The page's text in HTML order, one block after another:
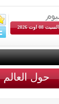
08 اوت 2026
حول العالم